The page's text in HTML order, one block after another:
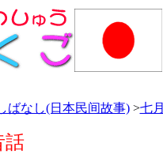
ばなし(日本民间故事)>七月
話